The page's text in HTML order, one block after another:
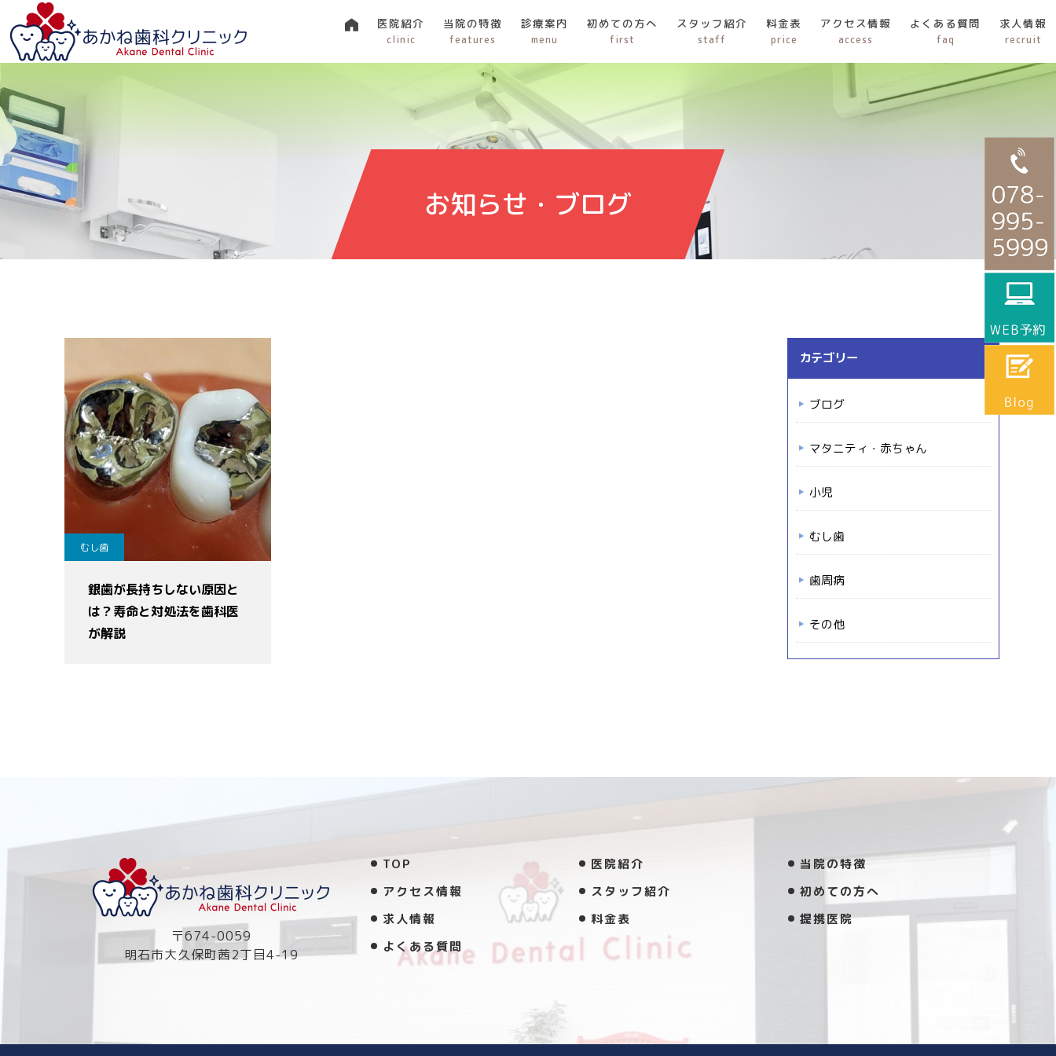
医院紹介
clinic
当院の特徴
features
診療案内
menu
初めての方へ
first
スタッフ紹介
staff
料金表
price
アクセス情報
access
よくある質問
faq
求人情報
recruit
お知らせ・ブログ
むし歯
銀歯が長持ちしない原因と
は？寿命と対処法を歯科医
が解説
カテゴリー
ブログ
マタニティ・赤ちゃん
小児
むし歯
歯周病
その他
〒674-0059
明石市大久保町茜2丁目4-19
TOP 医院紹介
当院の特徴
アクセス情報
スタッフ紹介
初めての方へ
求人情報
料金表
提携医院
よくある質問